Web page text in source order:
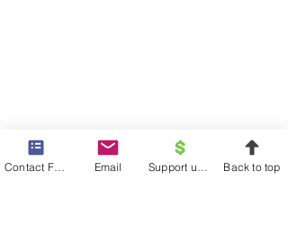
Contact Form Email Back to top